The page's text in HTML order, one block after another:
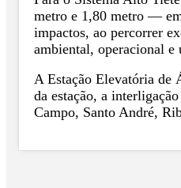
metro e 1,80 metro —
impactos, ao percorrer
ambiental, operacional e
A Estação Elevatória de
da estação, a
Campo, Santo André,